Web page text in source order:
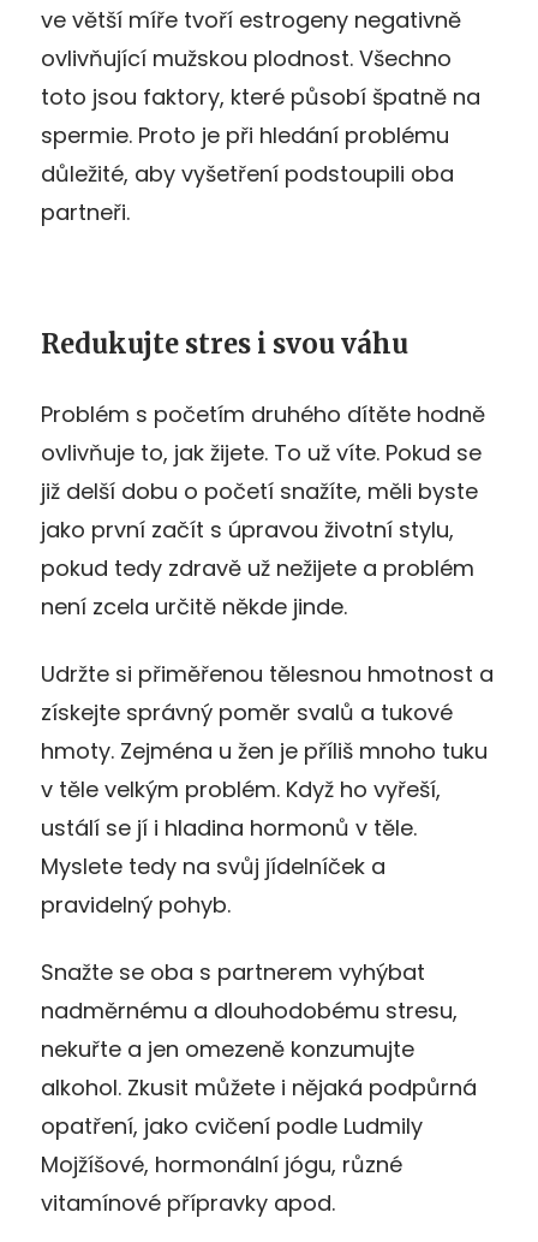
ve větší míře tvoří estrogeny negativně
ovlivňující mužskou plodnost. Všechno
toto jsou faktory, které působí špatně na
spermie. Proto je při hledání problému
důležité, aby vyšetření podstoupili oba
partneři.
Redukujte stres i svou váhu
Problém s početím druhého dítěte hodně
ovlivňuje to, jak žijete. To už víte. Pokud se
již delší dobu o početí snažíte, měli byste
jako první začít s úpravou životní stylu,
pokud tedy zdravě už nežijete a problém
není zcela určitě někde jinde.
Udržte si přiměřenou tělesnou hmotnost a
získejte správný poměr svalů a tukové
hmoty. Zejména u žen je příliš mnoho tuku
v těle velkým problém. Když ho vyřeší,
ustálí se jí i hladina hormonů v těle.
Myslete tedy na svůj jídelníček a
pravidelný pohyb.
Snažte se oba s partnerem vyhýbat
nadměrnému a dlouhodobému stresu,
nekuřte a jen omezeně konzumujte
alkohol. Zkusit můžete i nějaká podpůrná
opatření, jako cvičení podle Ludmily
Mojžíšové, hormonální jógu, různé
vitamínové přípravky apod.